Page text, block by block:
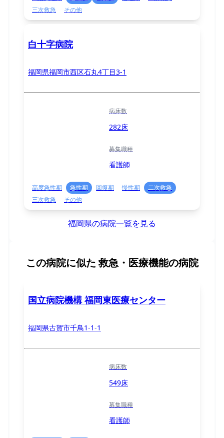
三次救急
その他
白十字病院
福岡県福岡市西区石丸4丁目3-1
病床数
282床
募集職種
看護師
高度急性期 急性期 回復期 慢性期
二次救急
三次救急
その他
福岡県の病院一覧を見る
この病院に似た 救急・医療機能の病院
国立病院機構 福岡東医療センター
福岡県古賀市千鳥1-1-1
病床数
549床
募集職種
看護師